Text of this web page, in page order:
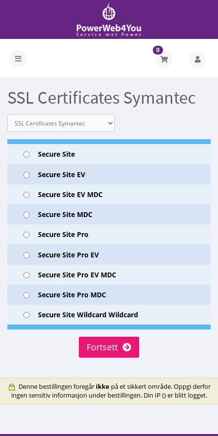
0
SSL Certificates Symantec
Secure Site
Secure Site EV
Secure Site EV MDC
Secure Site MDC
Secure Site Pro
Secure Site Pro EV
Secure Site Pro EV MDC
Secure Site Pro MDC
Secure Site Wildcard Wildcard
Fortsett
Denne bestillingen foregår ikke på et sikkert område. Oppgi derfor
ingen sensitiv informasjon under bestillingen. Din IP () er blitt logget.